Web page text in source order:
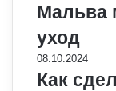
Мальва
уход
08.10.2024
Как